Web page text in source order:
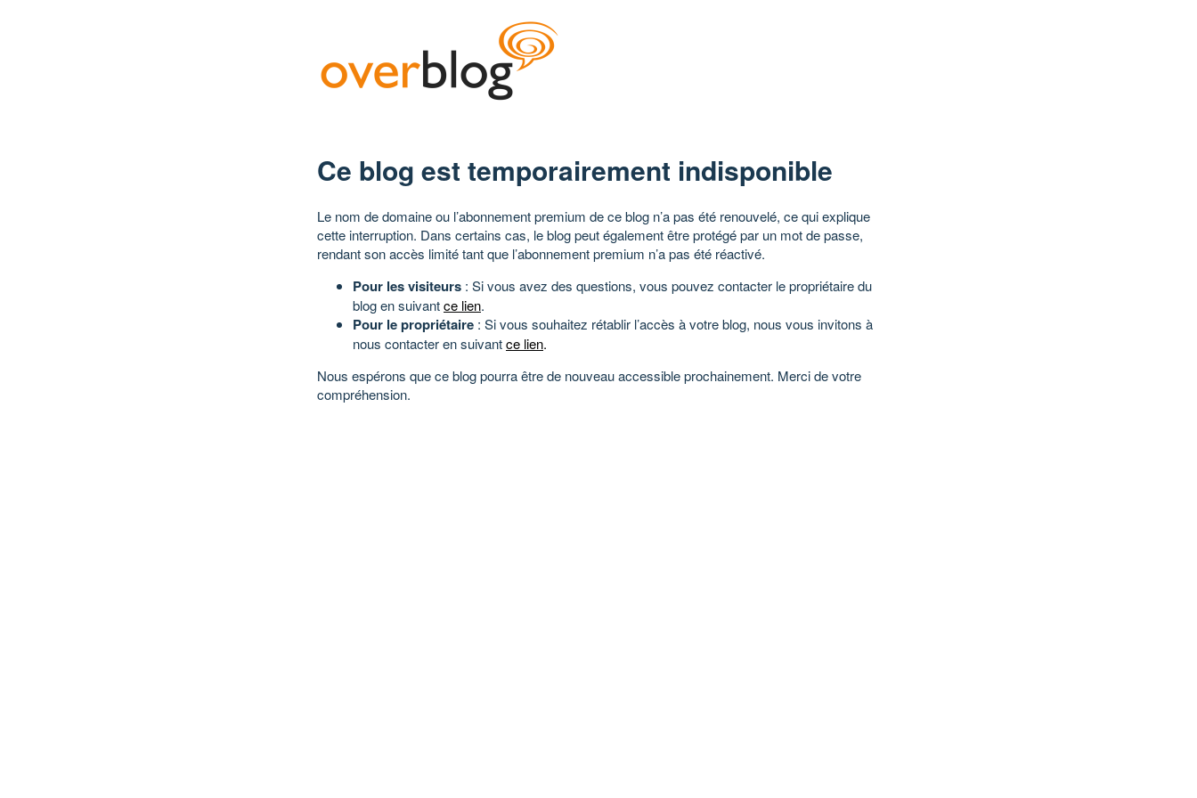
Ce blog est temporairement indisponible
Le nom de domaine ou l’abonnement premium de ce blog n’a pas été renouvelé, ce qui explique
cette interruption. Dans certains cas, le blog peut également être protégé par un mot de passe,
rendant son accès limité tant que l’abonnement premium n’a pas été réactivé.
Pour les visiteurs : Si vous avez des questions, vous pouvez contacter le propriétaire du
blog en suivantce lien.
Pour le propriétaire : Si vous souhaitez rétablir l’accès à votre blog, nous vous invitons à
nous contacter en suivantce lien.
Nous espérons que ce blog pourra être de nouveau accessible prochainement. Merci de votre
compréhension.